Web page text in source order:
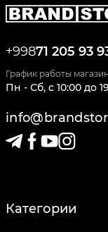
+99871 205 93
График работы
Пн - Сб, c 10:00 до
Категории